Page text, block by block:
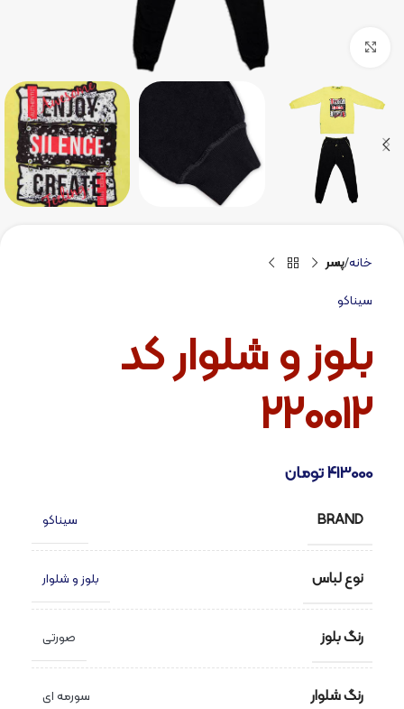
برای بزرگنمایی کلیک کنید
خانه پسر
سیناکو
بلوز و شلوار کد
۲۲۰۰۱۲
413000تومان
BRAND سیناکو
نوع لباس بلوز و شلوار
رنگ بلوز صورتی
رنگ شلوار سورمه ای